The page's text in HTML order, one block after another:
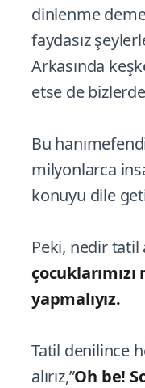
dinlenme
faydasız
Arkasında
etse de
Bu
milyonlarca
konuyu dile
Peki, nedir tatil
yapmalıyız.
Tatil denilince
alırız,”Oh be!